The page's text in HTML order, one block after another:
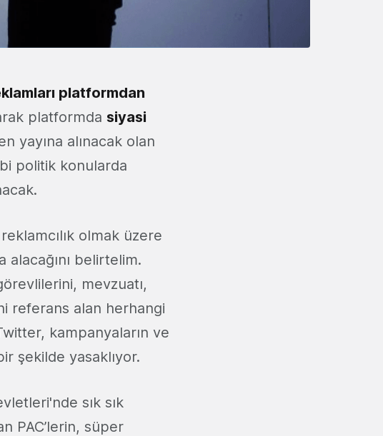
platformdan
platformda siyasi
yayına alınacak olan
politik konularda
olmak üzere
alacağını belirtelim.
mevzuatı,
referans alan herhangi
kampanyaların ve
şekilde yasaklıyor.
sık sık
PAC’lerin, süper